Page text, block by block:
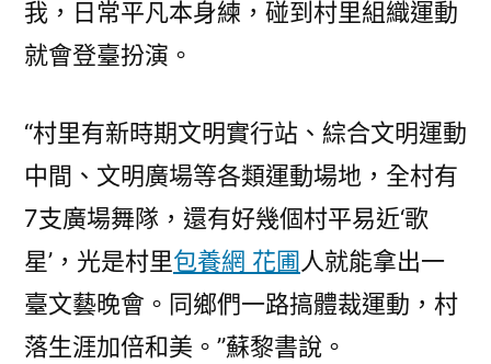
我，日常平凡本身練，碰到村里組織運動
就會登臺扮演。
“村里有新時期文明實行站、綜合文明運動
中間、文明廣場等各類運動場地，全村有
7支廣場舞隊，還有好幾個村平易近‘歌
星’，光是村里包養網 花圃人就能拿出一
臺文藝晚會。同鄉們一路搞體裁運動，村
落生涯加倍和美。”蘇黎書說。